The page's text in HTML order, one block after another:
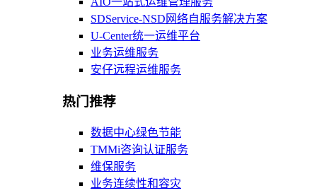
SDService-NSD网络自服务解决方案
U-Center统一运维平台
业务运维服务
安仔远程运维服务
热门推荐
数据中心绿色节能
TMMi咨询认证服务
维保服务
业务连续性和容灾